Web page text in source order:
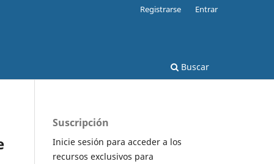
Buscar
Registrarse Entrar
Suscripción
Inicie sesión para acceder a los
recursos exclusivos para